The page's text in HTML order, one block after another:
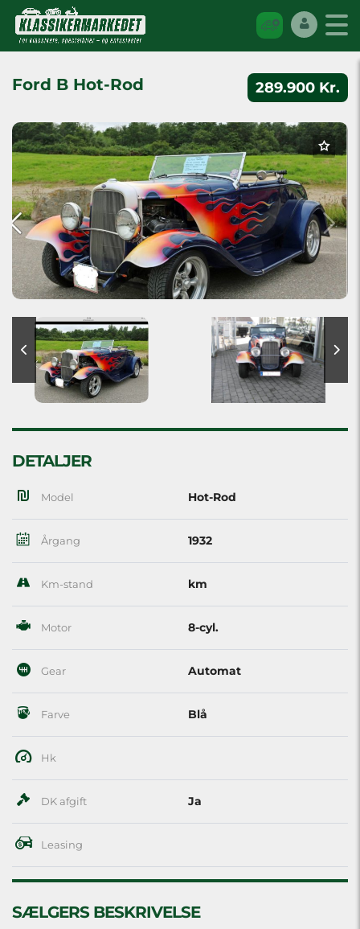
289.900 Kr.
Ford B Hot-Rod
DETALJER
Model Hot-Rod
Årgang 1932
Km-stand km
Motor 8-cyl.
Gear Automat
Farve Blå
Hk
DK afgift Ja
Leasing
SÆLGERS BESKRIVELSE